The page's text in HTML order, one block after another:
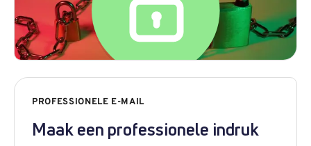
PROFESSIONELE E-MAIL
Maak een professionele indruk